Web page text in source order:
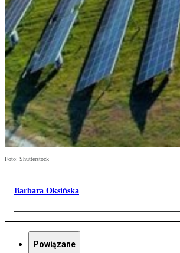
Foto: Shutterstock
Barbara Oksińska
Powiązane